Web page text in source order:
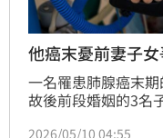
他癌末憂前妻子
一名罹患肺腺癌末
故後前段婚姻的3名
2026/05/10 04:55